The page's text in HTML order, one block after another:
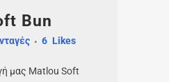
Bun
6 Likes
μας Matlou Soft